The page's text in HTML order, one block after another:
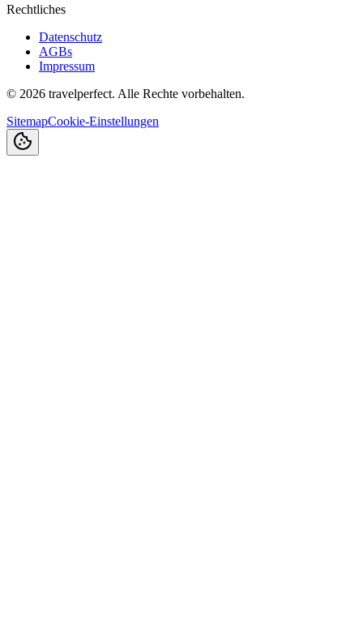
Rechtliches
Datenschutz
AGBs
Impressum
© 2026 travelperfect. Alle Rechte vorbehalten.
SitemapCookie-Einstellungen